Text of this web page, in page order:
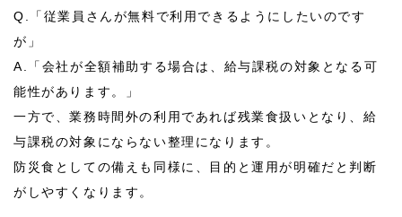
Q.
「従業員さんが無料で利用できるようにしたいのです
が」
A.
「会社が全額補助する場合は、給与課税の対象となる可
能性があります。」
一方で、業務時間外の利用であれば残業食扱いとなり、給
与課税の対象にならない整理になります。
防災食としての備えも同様に、目的と運用が明確だと判断
がしやすくなります。